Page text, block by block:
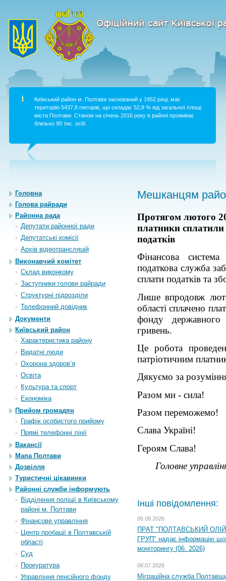
Київський район м. Полтави заснований у 1952 році, має
територію 5437,8 гектарів, що складає 52,8 % від загальної площі
міста Полтави. Станом на січень 2016 року в районі проживає
близько 90 тис. осіб.
Головна
Голова райради
Районна рада
Депутати районної ради
Депутатські комісії
Архiв вiдеотрансляцiй
Виконавчий комітет
Склад виконкому
Заступники голови райради
Структурні підрозділи
Телефонний довідник
Документи
Київський район
Характеристика району
Видатні люди
Охорона здоров’я
Освіта
Культура та спорт
Економіка
Прийом громадян
Графік особистого прийому
Прямі телефонні лінії
Вакансії
Мапа Полтави
Дозвілля
Туристичні цікавинки
Районні служби інформують
Відділення поліції в Київському
районі м. Полтави
Фінансове управління
Центр пробації в Полтавській
області
Суд
Прокуратура
Управління пенсійного фонду
Мешканцям
Протягом лютого
платники
податків
Фінансова
податкова служба
сплати податків та
Лише впродовж
області сплачено
фонду
гривень.
Це робота
патріотичним
Дякуємо за
Разом ми - сила!
Разом переможемо!
Слава Україні!
Героям Слава!
Головне
Інші повідомлення:
06.08.2026
ПРАТ "ПОЛТАВСЬКИЙ
ГРУП" надає інформацію
моніторингу (06. 2026)
08.07.2026
Міграційна служба